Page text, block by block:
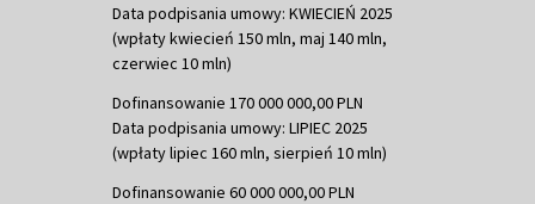
Data podpisania umowy: KWIECIEŃ 2025
(wpłaty kwiecień 150 mln, maj 140 mln,
czerwiec 10 mln)
Dofinansowanie 170 000 000,00 PLN
Data podpisania umowy: LIPIEC 2025
(wpłaty lipiec 160 mln, sierpień 10 mln)
Dofinansowanie 60 000 000,00 PLN